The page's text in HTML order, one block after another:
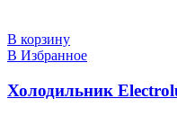
В корзину
В Избранное
Холодильник